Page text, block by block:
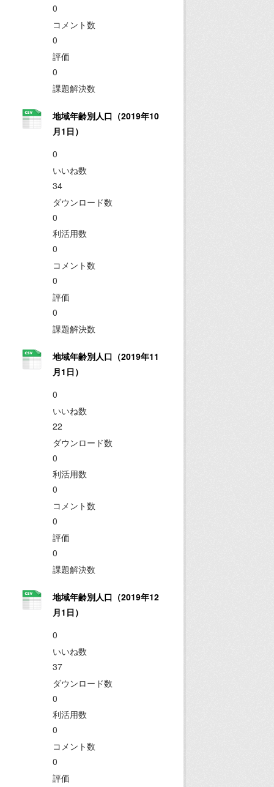
0
コメント数
0
評価
0
課題解決数
地域年齢別人口（2019年10
月1日）
0
いいね数
34
ダウンロード数
0
利活用数
0
コメント数
0
評価
0
課題解決数
地域年齢別人口（2019年11
月1日）
0
いいね数
22
ダウンロード数
0
利活用数
0
コメント数
0
評価
0
課題解決数
地域年齢別人口（2019年12
月1日）
0
いいね数
37
ダウンロード数
0
利活用数
0
コメント数
0
評価